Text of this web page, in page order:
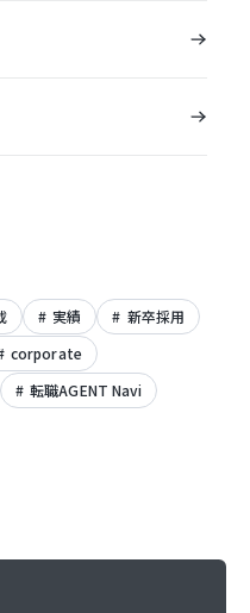
実績
新卒採用
corporate
転職AGENT Navi